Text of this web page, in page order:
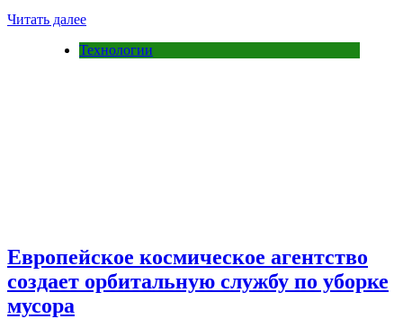
Читать далее
Технологии
Европейское космическое агентство
создает орбитальную службу по уборке
мусора